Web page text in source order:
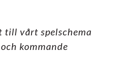
vårt spelschema
kommande